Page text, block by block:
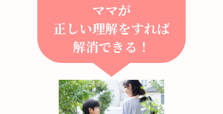
ママが
正しい理解をすれば
解消できる！